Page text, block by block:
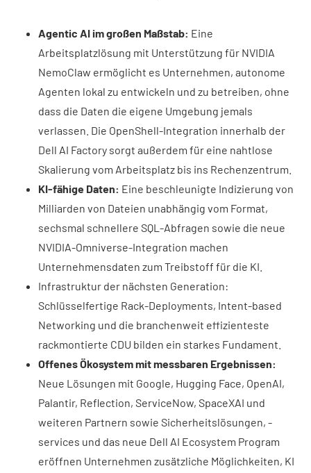
Agentic AI im großen Maßstab: Eine
Arbeitsplatzlösung mit Unterstützung für NVIDIA
NemoClaw ermöglicht es Unternehmen, autonome
Agenten lokal zu entwickeln und zu betreiben, ohne
dass die Daten die eigene Umgebung jemals
verlassen. Die OpenShell-Integration innerhalb der
Dell AI Factory sorgt außerdem für eine nahtlose
Skalierung vom Arbeitsplatz bis ins Rechenzentrum.
KI-fähige Daten: Eine beschleunigte Indizierung von
Milliarden von Dateien unabhängig vom Format,
sechsmal schnellere SQL-Abfragen sowie die neue
NVIDIA-Omniverse-Integration machen
Unternehmensdaten zum Treibstoff für die KI.
Infrastruktur der nächsten Generation:
Schlüsselfertige Rack-Deployments, Intent-based
Networking und die branchenweit effizienteste
rackmontierte CDU bilden ein starkes Fundament.
Offenes Ökosystem mit messbaren Ergebnissen:
Neue Lösungen mit Google, Hugging Face, OpenAI,
Palantir, Reflection, ServiceNow, SpaceXAI und
weiteren Partnern sowie Sicherheitslösungen, -
services und das neue Dell AI Ecosystem Program
eröffnen Unternehmen zusätzliche Möglichkeiten, KI